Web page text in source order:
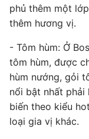
phủ thêm một
thêm hương vị.
- Tôm hùm: Ở
tôm hùm, được
hùm nướng, gỏi
nổi bật nhất phải
biến theo kiểu
loại gia vị khác.